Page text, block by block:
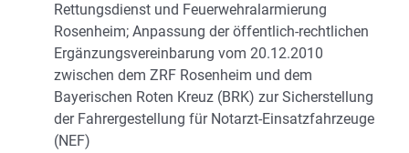
Rettungsdienst und Feuerwehralarmierung
Rosenheim; Anpassung der öffentlich-rechtlichen
Ergänzungsvereinbarung vom 20.12.2010
zwischen dem ZRF Rosenheim und dem
Bayerischen Roten Kreuz (BRK) zur Sicherstellung
der Fahrergestellung für Notarzt-Einsatzfahrzeuge
(NEF)